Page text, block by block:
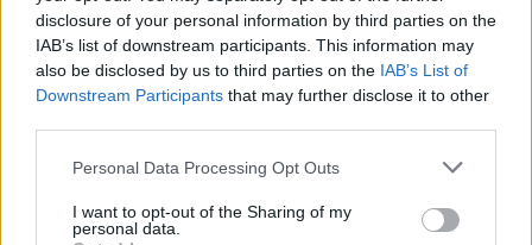
disclosure of your personal information by third parties on the
IAB’s list of downstream participants. This information may
also be disclosed by us to third parties on the IAB’s List of
Downstream Participants that may further disclose it to other
Please note that this website/app uses one or more Google
not limited to your visit or usage behaviour. You may click to
grant or deny consent to Google and its third-party tags to
Personal Data Processing Opt Outs
I want to opt-out of the Sharing of my
personal data.
dolgozik, de mindig a zenében marad, zenére
mozdul, zenére változtatja az arckifejezését, zenére
pislog. Sass Sylvia jut az eszembe róla, és mindegy,
ki mit gondol az énekesnőről, azon nehéz volna
vitatkozni, hogy a darab előadási történetének egyik
fontos szereplője volt. Vizin Viktória mindent
eljátszik, néha hiperaktívan, néha nagyon szépen,
ahogy valami anyaiság jelenik meg rajta, amikor azt
énekli: sír a várad. Nyilván itt lett volna az előadás